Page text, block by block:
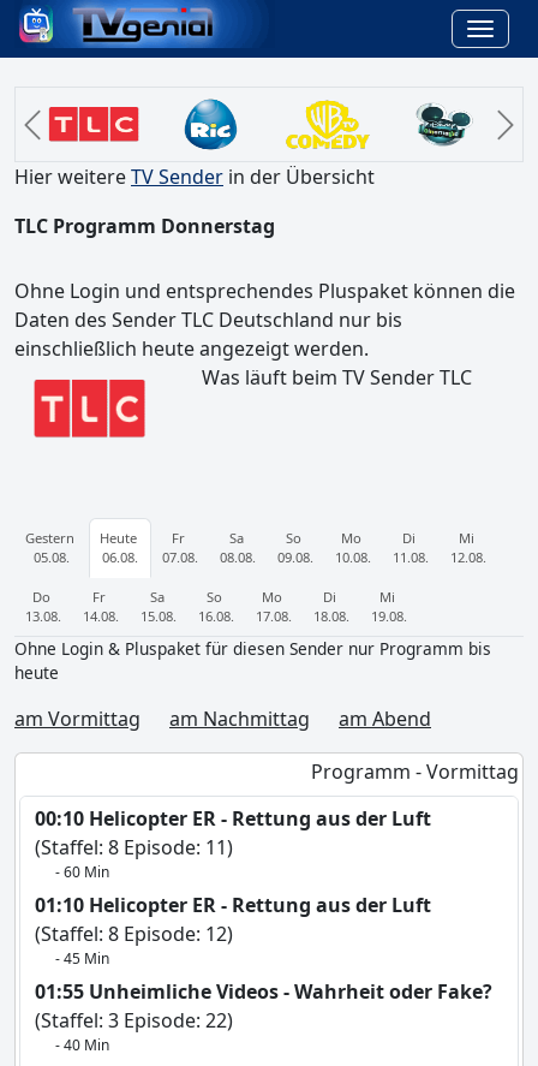
Previous
Hier weitereTV Sender in der Übersicht
TLC Programm Donnerstag
Ohne Login und entsprechendes Pluspaket können die
Daten des Sender TLC Deutschland nur bis
einschließlich heute angezeigt werden.
Was läuft beim TV Sender TLC
Gestern
05.08.
Heute
06.08.
Fr
07.08.
Sa
08.08.
So
09.08.
Mo
10.08.
Di
11.08.
Mi
12.08.
Do
13.08.
Fr
14.08.
Sa
15.08.
So
16.08.
Mo
17.08.
Di
18.08.
Mi
19.08.
Ohne Login & Pluspaket für diesen Sender nur Programm bis
heute
am Vormittag am Nachmittag
am Abend
Programm - Vormittag
00:10 Helicopter ER - Rettung aus der Luft
(Staffel: 8 Episode: 11)
- 60 Min
01:10 Helicopter ER - Rettung aus der Luft
(Staffel: 8 Episode: 12)
- 45 Min
01:55 Unheimliche Videos - Wahrheit oder Fake?
(Staffel: 3 Episode: 22)
- 40 Min